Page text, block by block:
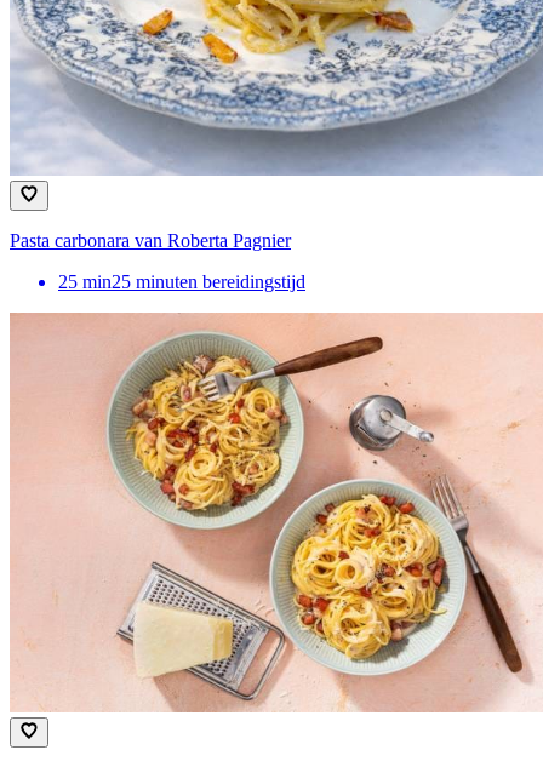
Pasta carbonara van Roberta Pagnier
25 min25 minuten bereidingstijd